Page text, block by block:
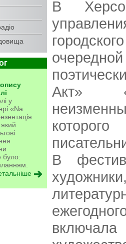
у
«Na
було:
В
Акт»
В